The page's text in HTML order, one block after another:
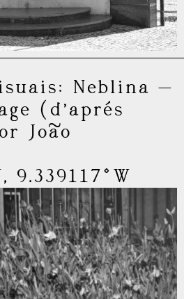
Neblina —
(d’aprés
João
9.339117°W